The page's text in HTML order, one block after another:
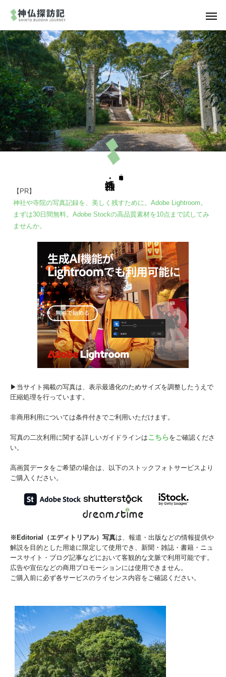
【PR】
神社や寺院の写真記録を、美しく残すために。Adobe Lightroom。
まずは30日間無料。Adobe Stockの高品質素材を10点まで試してみ
ませんか。
▶︎当サイト掲載の写真は、表示最適化のためサイズを調整したうえで
圧縮処理を行っています。
非商用利用については条件付きでご利用いただけます。
写真の二次利用に関する詳しいガイドラインはこちらをご確認くださ
い。
高画質データをご希望の場合は、以下のストックフォトサービスより
ご購入ください。
※Editorial（エディトリアル）写真は、報道・出版などの情報提供や
解説を目的とした用途に限定して使用でき、新聞・雑誌・書籍・ニュ
ースサイト・ブログ記事などにおいて客観的な文脈で利用可能です。
広告や宣伝などの商用プロモーションには使用できません。
ご購入前に必ず各サービスのライセンス内容をご確認ください。